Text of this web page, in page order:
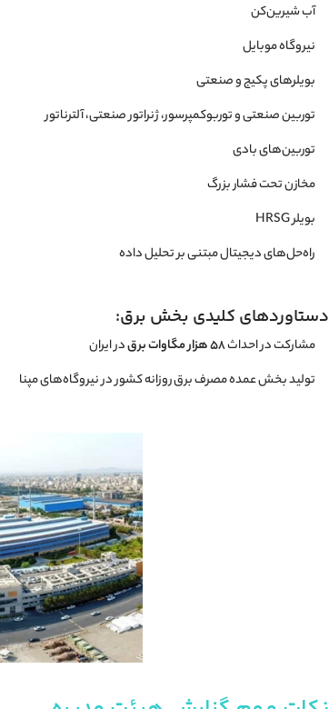
آب شیرین‌کن
نیروگاه موبایل
بویلرهای پکیج و صنعتی
توربین صنعتی و توربوکمپرسور، ژنراتور صنعتی، آلترناتور
توربین‌های بادی
مخازن تحت فشار بزرگ
بویلر HRSG
راه‌حل‌های دیجیتال مبتنی بر تحلیل داده
دستاوردهای کلیدی بخش برق:
مشارکت در احداث۵۸ هزار مگاوات برق
در ایران
تولید بخش عمده مصرف برق روزانه کشور در نیروگاه‌های مپنا